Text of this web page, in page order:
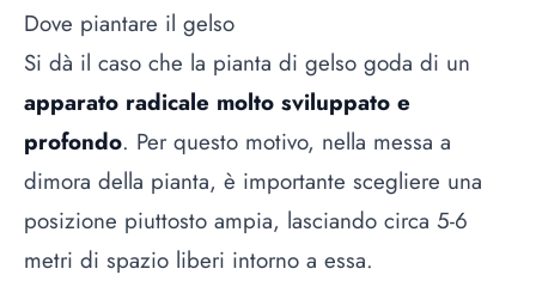
Dove piantare il gelso
Si dà il caso che la pianta di gelso goda di un
apparato radicale molto sviluppato e
profondo. Per questo motivo, nella messa a
dimora della pianta, è importante scegliere una
posizione piuttosto ampia, lasciando circa 5-6
metri di spazio liberi intorno a essa.